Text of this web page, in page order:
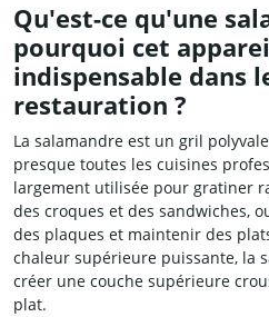
Qu'est-ce qu'une
pourquoi cet
indispensable dans
restauration ?
La salamandre est un gril
presque toutes les cuisines
largement utilisée pour gratiner
des croques et des sandwiches,
des plaques et maintenir des
chaleur supérieure puissante, la
créer une couche supérieure
plat.